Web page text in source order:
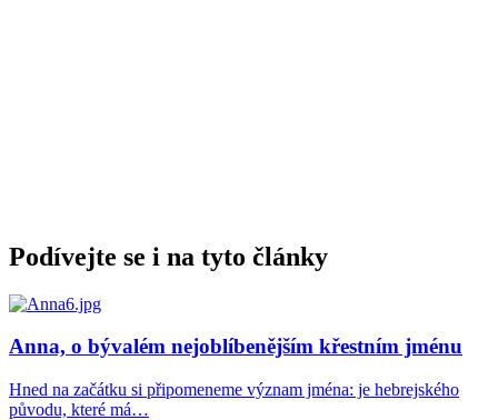
Podívejte se i na tyto články
Anna, o bývalém nejoblíbenějším křestním jménu
Hned na začátku si připomeneme význam jména: je hebrejského
původu, které má…